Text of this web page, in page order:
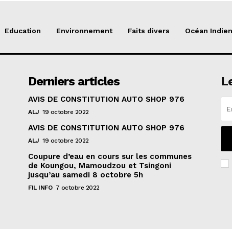
Education Environnement Faits divers Océan Indien
Derniers articles
AVIS DE CONSTITUTION AUTO SHOP 976
ALJ 19 octobre 2022
AVIS DE CONSTITUTION AUTO SHOP 976
ALJ 19 octobre 2022
Coupure d’eau en cours sur les communes
de Koungou, Mamoudzou et Tsingoni
jusqu’au samedi 8 octobre 5h
FIL INFO 7 octobre 2022